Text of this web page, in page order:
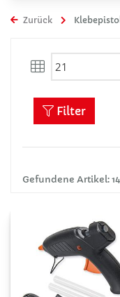
Zurück
Gefundene Artikel: 14
Filter